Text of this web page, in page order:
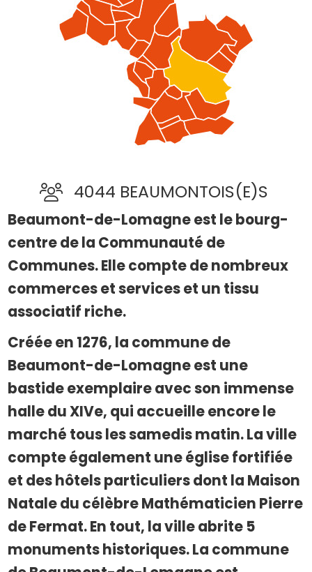
4044 BEAUMONTOIS(E)S
Beaumont-de-Lomagne est le bourg-
centre de la Communauté de
Communes. Elle compte de nombreux
commerces et services et un tissu
associatif riche.
Créée en 1276, la commune de
Beaumont-de-Lomagne est une
bastide exemplaire avec son immense
halle du XIVe, qui accueille encore le
marché tous les samedis matin. La ville
compte également une église fortifiée
et des hôtels particuliers dont la Maison
Natale du célèbre Mathématicien Pierre
de Fermat. En tout, la ville abrite 5
monuments historiques. La commune